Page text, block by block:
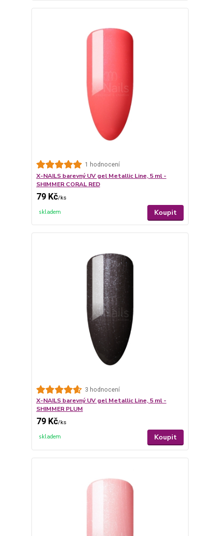
1 hodnocení
X-NAILS barevný UV gel Metallic Line, 5 ml -
SHIMMER CORAL RED
79 Kč/ks
skladem Koupit
3 hodnocení
X-NAILS barevný UV gel Metallic Line, 5 ml -
SHIMMER PLUM
79 Kč/ks
skladem Koupit